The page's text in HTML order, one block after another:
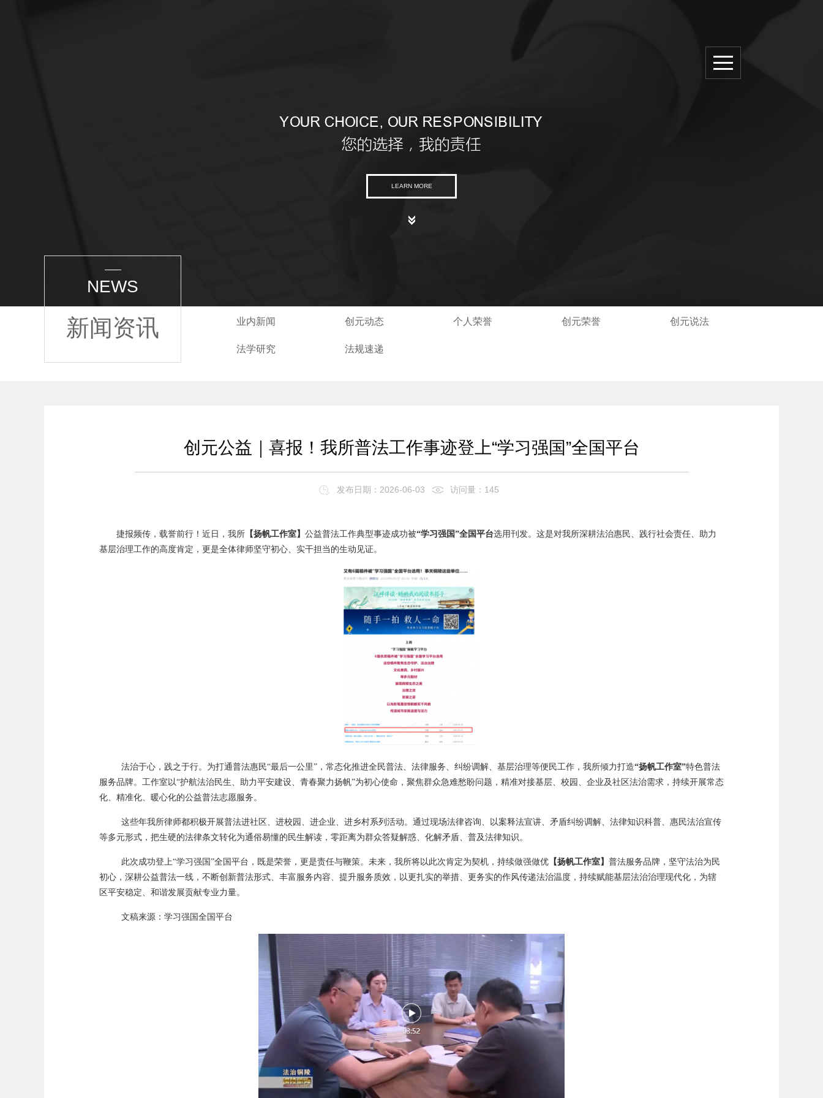
LEARN MORE
核心业务
NEWS
新闻资讯 业内新闻 创元动态 个人荣誉 创元荣誉 创元说法
法学研究 法规速递
创元公益｜喜报！我所普法工作事迹登上“学习强国”全国平台
发布日期：2026-06-03 访问量：145
捷报频传，载誉前行！近日，我所 【扬帆工作室】 公益普法工作典型事迹成功被“学习强国”全国平台选用刊发。这是对我所深耕法治惠民、践行社会责任、助力
基层治理工作的高度肯定，更是全体律师坚守初心、实干担当的生动见证。
法治于心，践之于行。为打通普法惠民“最后一公里”，常态化推进全民普法、法律服务、纠纷调解、基层治理等便民工作，我所倾力打造“扬帆工作室”特色普法
服务品牌。工作室以“护航法治民生、助力平安建设、青春聚力扬帆”为初心使命，聚焦群众急难愁盼问题，精准对接基层、校园、企业及社区法治需求，持续开展常态
化、精准化、暖心化的公益普法志愿服务。
这些年我所律师都积极开展普法进社区、进校园、进企业、进乡村系列活动。通过现场法律咨询、以案释法宣讲、矛盾纠纷调解、法律知识科普、惠民法治宣传
等多元形式，把生硬的法律条文转化为通俗易懂的民生解读，零距离为群众答疑解惑、化解矛盾、普及法律知识。
此次成功登上“学习强国”全国平台，既是荣誉，更是责任与鞭策。未来，我所将以此次肯定为契机，持续做强做优 【扬帆工作室】 普法服务品牌，坚守法治为民
初心，深耕公益普法一线，不断创新普法形式、丰富服务内容、提升服务质效，以更扎实的举措、更务实的作风传递法治温度，持续赋能基层法治治理现代化，为辖
区平安稳定、和谐发展贡献专业力量。
文稿来源：学习强国全国平台